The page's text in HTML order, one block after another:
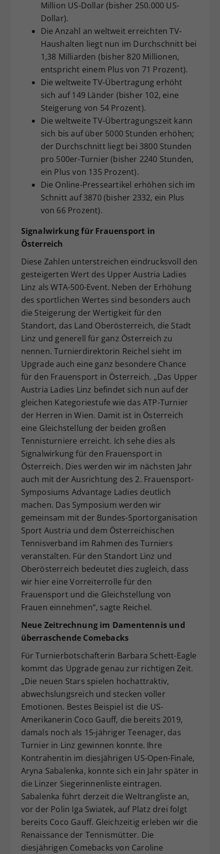
Million US-Dollar (bisher 250.000 US-
Dollar).
Die Anzahl an weltweit erreichten TV-
Haushalten liegt nun im Durchschnitt bei
1,38 Milliarden (bisher 820 Millionen,
entspricht einem Plus von 71 Prozent).
Die weltweite TV-Übertragung erhöht
sich auf 149 Länder (bisher 102, eine
Steigerung von 54 Prozent).
Die weltweite TV-Übertragungszeit kann
sich bis auf über 5000 Stunden erhöhen;
der Durchschnitt liegt bei 3800 Stunden
pro 500er-Turnier (bisher 2240 Stunden,
ein Plus von 135 Prozent).
Die Online-Presseartikel erhöhen sich im
Schnitt auf 3870 (bisher 2332, ein Plus
von 66 Prozent).
Signalwirkung für Frauensport in
Österreich
Diese Zahlen unterstreichen eindrucksvoll den
gesteigerten Wert des Upper Austria Ladies
Linz als WTA-500-Event. Neben der Erhöhung
des sportlichen Wertes sind besonders auch
die Steigerung der Wertigkeit für den
Standort, das Land Oberösterreich, die Stadt
Linz und generell für ganz Österreich zu
nennen. Turnierdirektorin Reichel sieht im
Upgrade auch eine ganz besondere Chance
für den Frauensport in Österreich. „Das Upper
Austria Ladies Linz befindet sich nun auf der
gleichen Kategoriestufe wie das ATP-Turnier
der Herren in Wien. Damit ist in Österreich
eine Gleichstellung der beiden großen
Tennisturniere erreicht. Ich sehe dies als
Signalwirkung für den Frauensport in
Österreich. Dies werden wir im nächsten Jahr
auch mit der Ausrichtung des 2. Frauensport-
Symposiums Advantage Ladies deutlich
machen. Das Symposium werden wir
gemeinsam mit der Bundes-Sportorganisation
Sport Austria und dem Österreichischen
Tennisverband im Rahmen des Turniers
veranstalten. Für den Standort Linz und
Oberösterreich bedeutet dies zugleich, dass
wir hier eine Vorreiterrolle für den
Frauensport und die Gleichstellung von
Frauen einnehmen“, sagte Reichel.
Neue Zeitrechnung im Damentennis und
überraschende Comebacks
Für Turnierbotschafterin Barbara Schett-Eagle
kommt das Upgrade genau zur richtigen Zeit.
„Die neuen Stars spielen hochattraktiv,
abwechslungsreich und stecken voller
Emotionen. Bestes Beispiel ist die US-
Amerikanerin Coco Gauff, die bereits 2019,
damals noch als 15-jähriger Teenager, das
Turnier in Linz gewinnen konnte. Ihre
Kontrahentin im diesjährigen US-Open-Finale,
Aryna Sabalenka, konnte sich ein Jahr später in
die Linzer Siegerinnenliste eintragen.
Sabalenka führt derzeit die Weltrangliste an,
vor der Polin Iga Swiatek, auf Platz drei folgt
bereits Coco Gauff. Gleichzeitig erleben wir die
Renaissance der Tennismütter. Die
diesjährigen Comebacks von Caroline